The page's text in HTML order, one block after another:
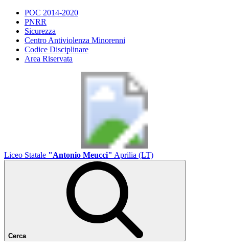
POC 2014-2020
PNRR
Sicurezza
Centro Antiviolenza Minorenni
Codice Disciplinare
Area Riservata
Liceo Statale "Antonio Meucci" Aprilia (LT)
Cerca